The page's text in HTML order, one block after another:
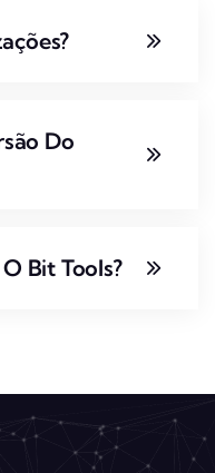
Do
Bit Tools?